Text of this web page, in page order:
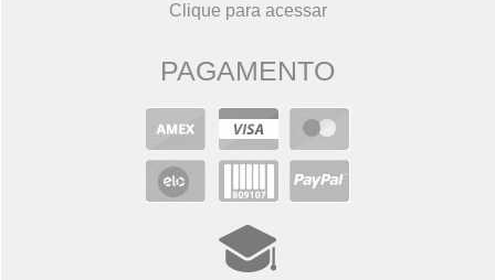
Clique para acessar
PAGAMENTO